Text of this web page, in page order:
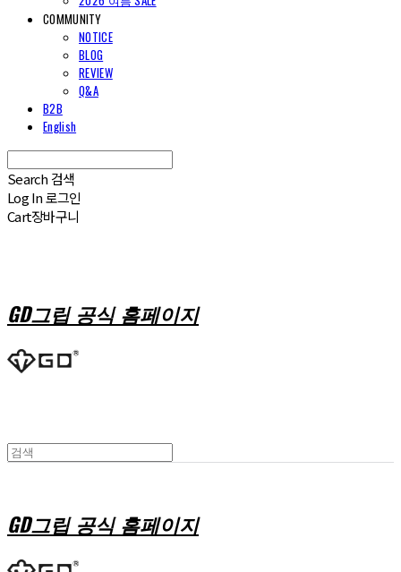
COMMUNITY
NOTICE
BLOG
REVIEW
Q&A
B2B
English
Search 검색
Log In로그인
Cart장바구니
GD그립 공식 홈페이지
GD그립 공식 홈페이지